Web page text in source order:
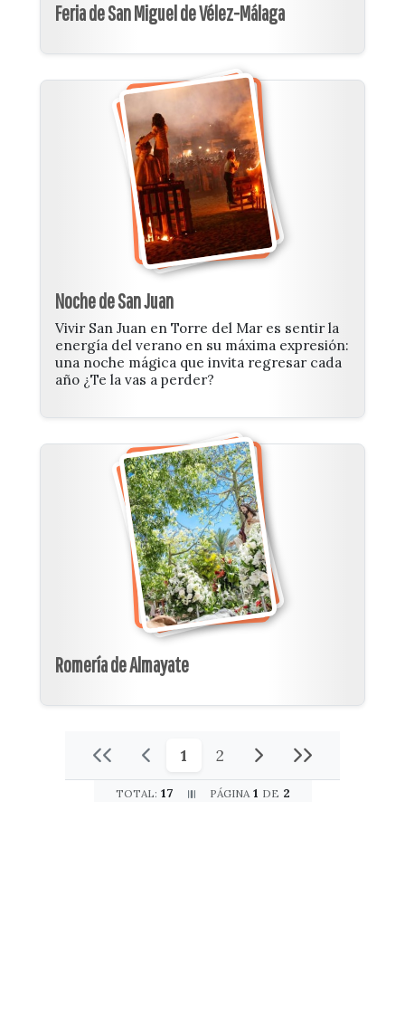
Feria de San Miguel de Vélez-Málaga
Noche de San Juan
Vivir San Juan en Torre del Mar es sentir la
energía del verano en su máxima expresión:
una noche mágica que invita regresar cada
año ¿Te la vas a perder?
Romería de Almayate
1 2
TOTAL: 17 PÁGINA 1 DE 2